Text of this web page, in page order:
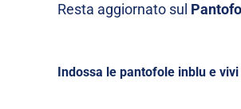
Resta aggiornato sul
Indossa le pantofole inblu e